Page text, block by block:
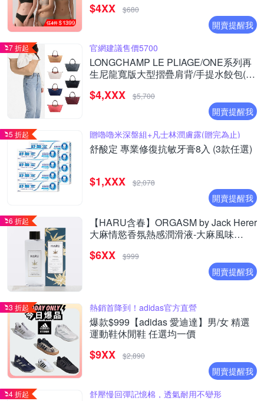
$4XX $680
開賣提醒我
7 折起 官網建議售價5700
LONGCHAMP LE PLIAGE/ONE系列再
生尼龍寬版大型摺疊肩背/手提水餃包(多
$4,XXX $5,700
開賣提醒我
5 折起 贈嚕嚕米深盤組+凡士林潤膚露(贈完為止)
舒酸定 專業修復抗敏牙膏8入 (3款任選)
$1,XXX $2,078
開賣提醒我
6 折起
【HARU含春】ORGASM by Jack Herer
大麻情慾香氛熱感潤滑液-大麻風味
$6XX $999
開賣提醒我
3 折起 熱銷首降到！adidas官方直營
爆款$999【adidas 愛迪達】男/女 精選
運動鞋休閒鞋 任選均一價
$9XX $2,890
開賣提醒我
4 折起 舒壓慢回彈記憶棉，透氣耐用不變形